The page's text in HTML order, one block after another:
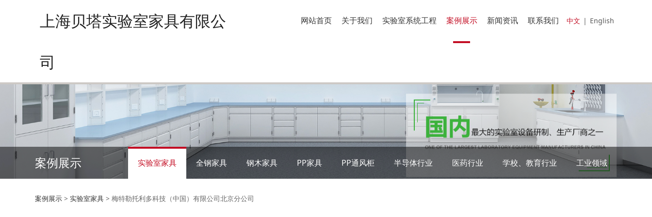
上海贝塔实验室家具有限公
司
中文 | English
网站首页 关于我们 实验室系统工程 案例展示 新闻资讯 联系我们
案例展示 实验室家具 全钢家具 钢木家具 PP家具 PP通风柜 半导体行业 医药行业 学校、教育行业 工业领域
梅特勒托利多科技（中国）有限公司北京分公司
案例展示 > 实验室家具 > 梅特勒托利多科技（中国）有限公司北京分公司